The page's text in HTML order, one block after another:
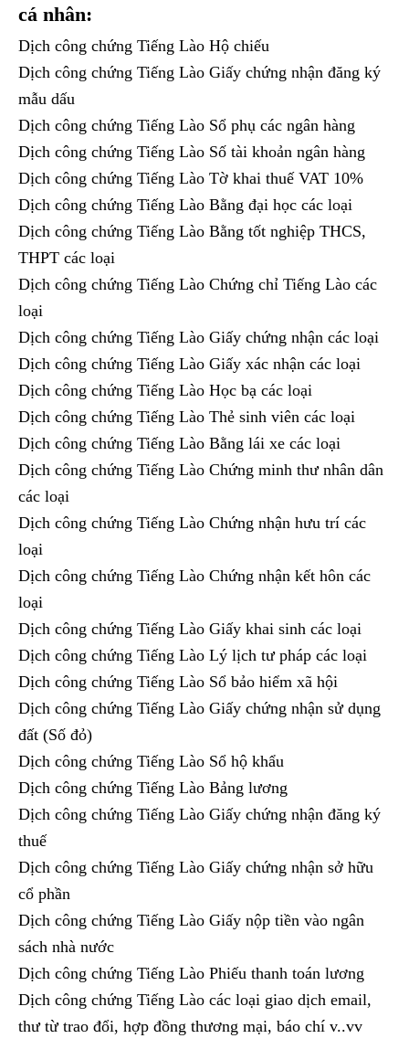
cá nhân:
Dịch công chứng Tiếng Lào Hộ chiếu
Dịch công chứng Tiếng Lào Giấy chứng nhận đăng ký
mẫu dấu
Dịch công chứng Tiếng Lào Sổ phụ các ngân hàng
Dịch công chứng Tiếng Lào Số tài khoản ngân hàng
Dịch công chứng Tiếng Lào Tờ khai thuế VAT 10%
Dịch công chứng Tiếng Lào Bằng đại học các loại
Dịch công chứng Tiếng Lào Bằng tốt nghiệp THCS,
THPT các loại
Dịch công chứng Tiếng Lào Chứng chỉ Tiếng Lào các
loại
Dịch công chứng Tiếng Lào Giấy chứng nhận các loại
Dịch công chứng Tiếng Lào Giấy xác nhận các loại
Dịch công chứng Tiếng Lào Học bạ các loại
Dịch công chứng Tiếng Lào Thẻ sinh viên các loại
Dịch công chứng Tiếng Lào Bằng lái xe các loại
Dịch công chứng Tiếng Lào Chứng minh thư nhân dân
các loại
Dịch công chứng Tiếng Lào Chứng nhận hưu trí các
loại
Dịch công chứng Tiếng Lào Chứng nhận kết hôn các
loại
Dịch công chứng Tiếng Lào Giấy khai sinh các loại
Dịch công chứng Tiếng Lào Lý lịch tư pháp các loại
Dịch công chứng Tiếng Lào Sổ bảo hiểm xã hội
Dịch công chứng Tiếng Lào Giấy chứng nhận sử dụng
đất (Số đỏ)
Dịch công chứng Tiếng Lào Sổ hộ khẩu
Dịch công chứng Tiếng Lào Bảng lương
Dịch công chứng Tiếng Lào Giấy chứng nhận đăng ký
thuế
Dịch công chứng Tiếng Lào Giấy chứng nhận sở hữu
cổ phần
Dịch công chứng Tiếng Lào Giấy nộp tiền vào ngân
sách nhà nước
Dịch công chứng Tiếng Lào Phiếu thanh toán lương
Dịch công chứng Tiếng Lào các loại giao dịch email,
thư từ trao đổi, hợp đồng thương mại, báo chí v..vv